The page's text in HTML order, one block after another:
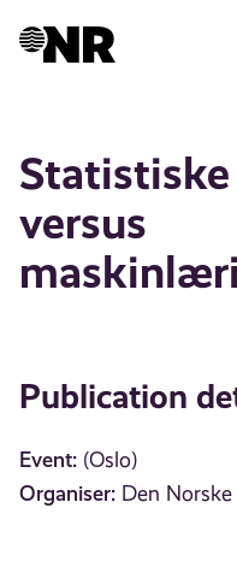
versus
Publication
Event: (Oslo)
Organiser: Den